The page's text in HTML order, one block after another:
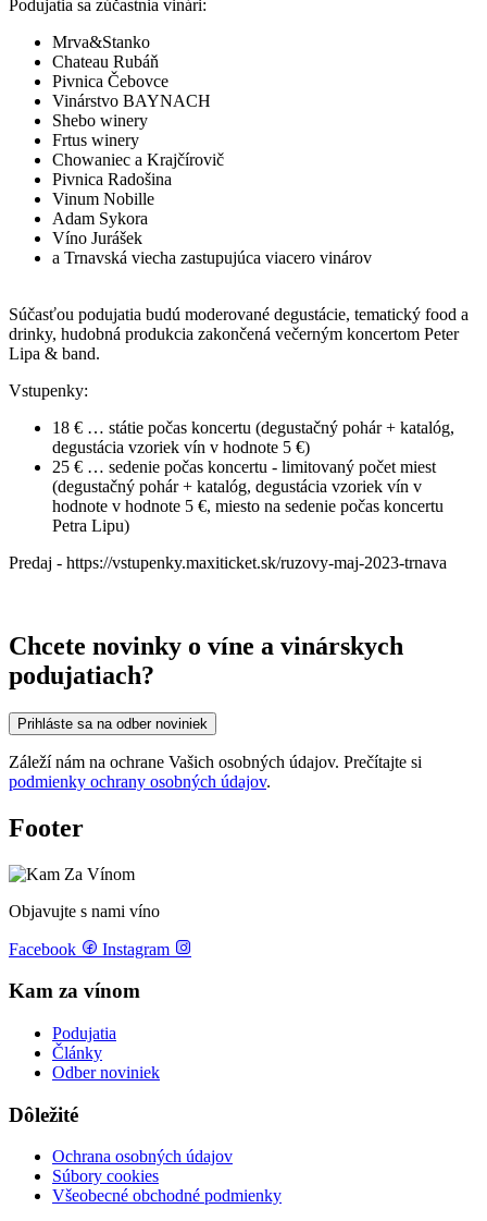
Podujatia sa zúčastnia vinári:
Mrva&Stanko
Chateau Rubáň
Pivnica Čebovce
Vinárstvo BAYNACH
Shebo winery
Frtus winery
Chowaniec a Krajčírovič
Pivnica Radošina
Vinum Nobille
Adam Sykora
Víno Jurášek
a Trnavská viecha zastupujúca viacero vinárov
Súčasťou podujatia budú moderované degustácie, tematický food a
drinky, hudobná produkcia zakončená večerným koncertom Peter
Lipa & band.
Vstupenky:
18 € … státie počas koncertu (degustačný pohár + katalóg,
degustácia vzoriek vín v hodnote 5 €)
25 € … sedenie počas koncertu - limitovaný počet miest
(degustačný pohár + katalóg, degustácia vzoriek vín v
hodnote v hodnote 5 €, miesto na sedenie počas koncertu
Petra Lipu)
Predaj - https://vstupenky.maxiticket.sk/ruzovy-maj-2023-trnava
Chcete novinky o víne a vinárskych
podujatiach?
Prihláste sa na odber noviniek
Záleží nám na ochrane Vašich osobných údajov. Prečítajte si
podmienky ochrany osobných údajov.
Footer
Objavujte s nami víno
Facebook Instagram
Kam za vínom
Podujatia
Články
Odber noviniek
Dôležité
Ochrana osobných údajov
Súbory cookies
Všeobecné obchodné podmienky